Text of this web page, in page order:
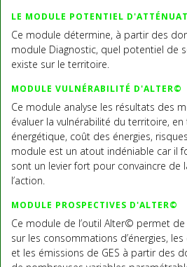
LE MODULE POTENTIEL
Ce module détermine, à partir des
module Diagnostic, quel potentiel de
existe sur le territoire.
MODULE VULNÉRABILITÉ D'ALTER©
Ce module analyse les résultats des
évaluer la vulnérabilité du territoire,
énergétique, coût des énergies,
module est un atout indéniable car il
sont un levier fort pour convaincre de
l’action.
MODULE PROSPECTIVES D'ALTER©
Ce module de l’outil Alter© permet
sur les consommations d’énergies,
et les émissions de GES à partir des